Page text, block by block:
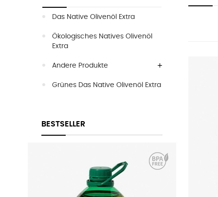
Das Native Olivenöl Extra
Ökologisches Natives Olivenöl
Extra
Andere Produkte
Grünes Das Native Olivenöl Extra
BESTSELLER